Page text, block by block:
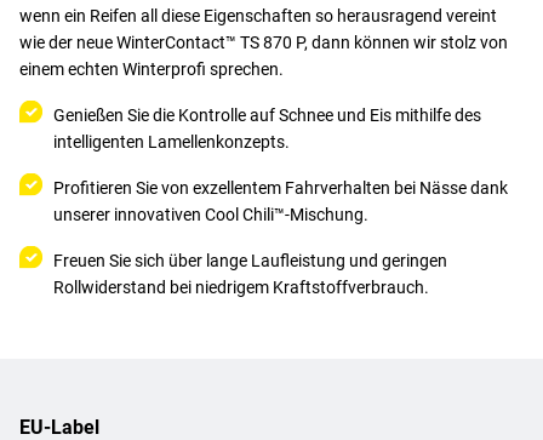
wenn ein Reifen all diese Eigenschaften so herausragend vereint
wie der neue WinterContact™ TS 870 P, dann können wir stolz von
einem echten Winterprofi sprechen.
Genießen Sie die Kontrolle auf Schnee und Eis mithilfe des
intelligenten Lamellenkonzepts.
Profitieren Sie von exzellentem Fahrverhalten bei Nässe dank
unserer innovativen Cool Chili™-Mischung.
Freuen Sie sich über lange Laufleistung und geringen
Rollwiderstand bei niedrigem Kraftstoffverbrauch.
EU-Label